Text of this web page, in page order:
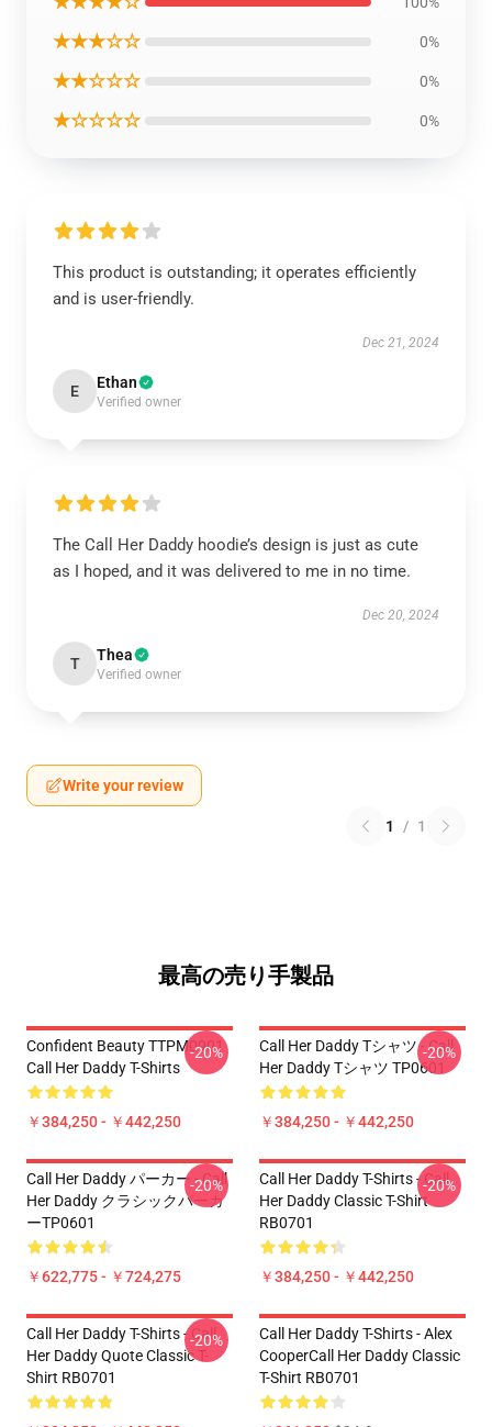
★★★☆☆ 0%
★★☆☆☆ 0%
★☆☆☆☆ 0%
This product is outstanding; it operates efficiently
and is user-friendly.
Dec 21, 2024
E Ethan
Verified owner
The Call Her Daddy hoodie’s design is just as cute
as I hoped, and it was delivered to me in no time.
Dec 20, 2024
T Thea
Verified owner
Write your review
1 / 1
最高の売り手製品
Confident Beauty TTPM0901
Call Her Daddy T-Shirts
￥384,250 - ￥442,250
-20%
Call Her Daddy Tシャツ - Call
Her Daddy Tシャツ TP0601
￥384,250 - ￥442,250
-20%
Call Her Daddy パーカー - Call
Her Daddy クラシックパーカ
ーTP0601
￥622,775 - ￥724,275
-20%
Call Her Daddy T-Shirts - Call
Her Daddy Classic T-Shirt
RB0701
￥384,250 - ￥442,250
-20%
Call Her Daddy T-Shirts - Call
Her Daddy Quote Classic T-
Shirt RB0701
-20%
Call Her Daddy T-Shirts - Alex
CooperCall Her Daddy Classic
T-Shirt RB0701